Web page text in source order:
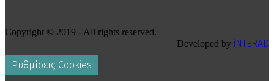
Copyright © 2019 - All rights reserved.
Developed by iNTERAD
Ρυθμίσεις Cookies